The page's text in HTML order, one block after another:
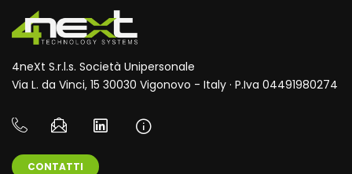
4neXt S.r.l.s. Società Unipersonale
Via L. da Vinci, 15 30030 Vigonovo - Italy · P.Iva 04491980274
CONTATTI